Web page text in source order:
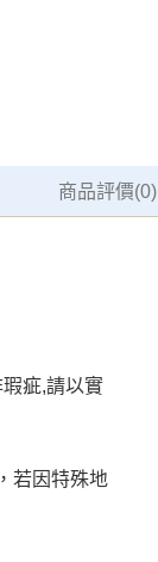
商品評價(0)
疵,請以實
，若因特殊地
確